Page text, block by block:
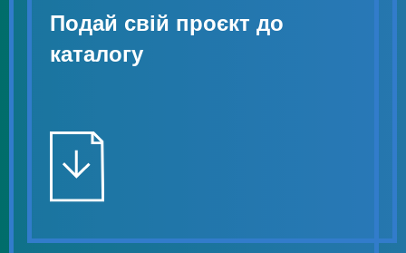
Подай свій проєкт до
каталогу